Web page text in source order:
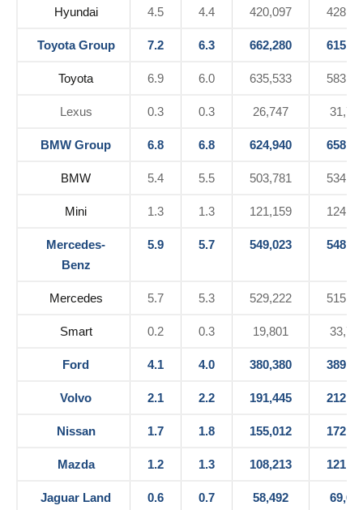
Hyundai 4.5 4.4 420,097
Toyota Group 7.2 6.3 662,280
Toyota 6.9 6.0 635,533
Lexus 0.3 0.3 26,747
BMW Group 6.8 6.8 624,940
BMW 5.4 5.5 503,781
Mini 1.3 1.3 121,159
Mercedes-
Benz
5.9 5.7 549,023
Mercedes 5.7 5.3 529,222
Smart 0.2 0.3 19,801
Ford 4.1 4.0 380,380
Volvo 2.1 2.2 191,445
Nissan 1.7 1.8 155,012
Mazda 1.2 1.3 108,213
Jaguar Land
0.6 0.7 58,492